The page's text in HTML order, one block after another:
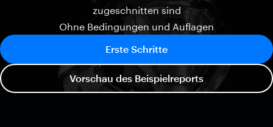
zugeschnitten sind
Ohne Bedingungen und Auflagen
Erste Schritte
Vorschau des Beispielreports